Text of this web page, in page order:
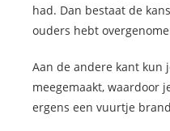
had. Dan bestaat de
ouders hebt
Aan de andere kant kun
meegemaakt, waardoor
ergens een vuurtje